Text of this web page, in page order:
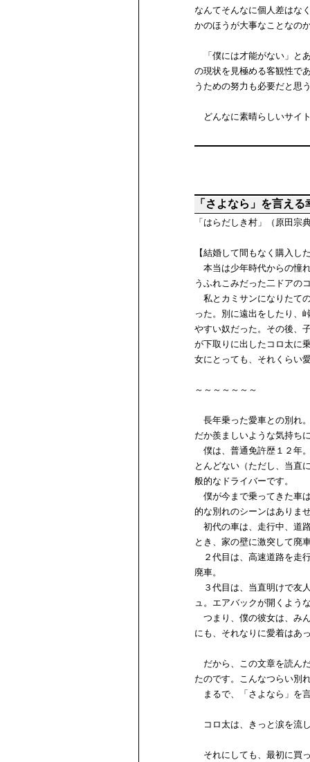
なんてそんなに個人差はな
かのほうが大事なことなの
「僕には才能がない」と
の現状を見極める客観性で
うための努力も必要だと思
どんなに素晴らしいサイ
「さよなら」を言え
「はらだしき村」（原田宗
【結婚して間もなく購入し
本当は少年時代からの憧
うふれこみだった二ドアの
私とカミサンになりたて
った。別に遠出をしたり、
やすい奴だった。その後、
が下取りに出したコロ太に
女にとっても、それくらい
～～～～～～～
長年乗った愛車との別れ
だか羨ましいような気持ち
僕は、普通免許歴１２年
とんどない（ただし、当直
般的なドライバーです。
僕が今まで乗ってきた車
的な別れのシーンはありま
初代の車は、走行中、道
とき、家の壁に激突して廃
２代目は、高速道路を走
廃車。
３代目は、当直明けで友
ュ。エアバックが開くよう
つまり、僕の彼女は、み
にも、それなりに愛着はあ
だから、この文章を読ん
たのです。こんなつらい別
まるで、「さよなら」を
コロ太は、きっと涙を流
それにしても、最初に買